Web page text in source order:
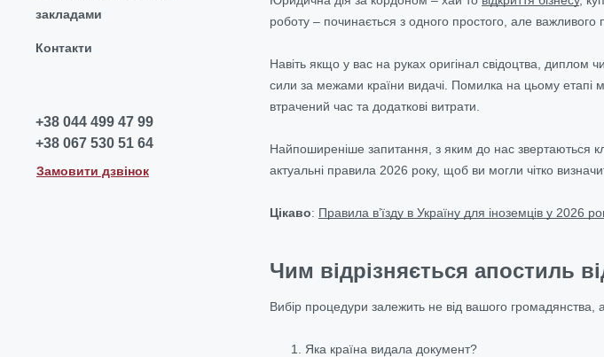
закладами
Контакти
+38 044 499 47 99
+38 067 530 51 64
Замовити дзвінок
роботу – починається з одного простого, але важливого
Навіть якщо у вас на руках оригінал свідоцтва, диплом
сили за межами країни видачі. Помилка на цьому етапі
втрачений час та додаткові витрати.
Найпоширеніше запитання, з яким до нас звертаються
актуальні правила 2026 року, щоб ви могли чітко
Цікаво: Правила в’їзду в Україну для іноземців у 2026
Чим відрізняється апостиль
Вибір процедури залежить не від вашого громадянства,
Яка країна видала документ?